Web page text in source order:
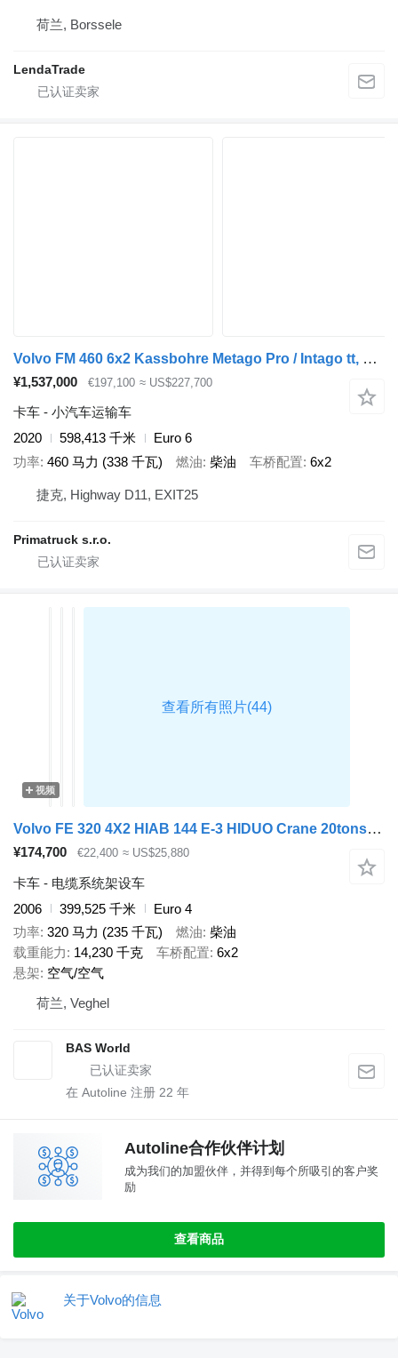
荷兰, Borssele
LendaTrade
Volvo FM 460 6x2 Kassbohre Metago Pro / Intago tt, VDI
¥1,537,000 €197,100 ≈ US$227,700
卡车 - 小汽车运输车
2020
598,413 千米
Euro 6
功率 460 马力 (338 千瓦) 燃油 柴油 车桥配置 6x2
捷克, Highway D11, EXIT25
Primatruck s.r.o.
视频
Volvo FE 320 4X2 HIAB 144 E-3 HIDUO Crane 20tons cable system Full air
¥174,700 €22,400 ≈ US$25,880
卡车 - 电缆系统架设车
2006
399,525 千米
Euro 4
功率 320 马力 (235 千瓦) 燃油 柴油
载重能力
14,230 千克 车桥配置 6x2
悬架 空气/空气
荷兰, Veghel
BAS World
在 Autoline 注册 22 年
Autoline合作伙伴计划
成为我们的加盟伙伴，并得到每个所吸引的客户奖
励
查看商品
关于Volvo的信息